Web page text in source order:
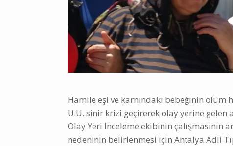
Hamile eşi ve karnındaki bebeğinin ölüm
U.U. sinir krizi geçirerek olay yerine gelen
Olay Yeri İnceleme ekibinin çalışmasının
nedeninin belirlenmesi için Antalya Adli